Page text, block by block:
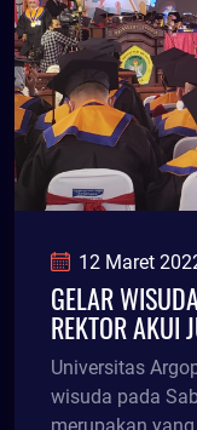
12 Maret
GELAR
REKTOR AKUI
MENINGKAT
Universitas
wisuda pada